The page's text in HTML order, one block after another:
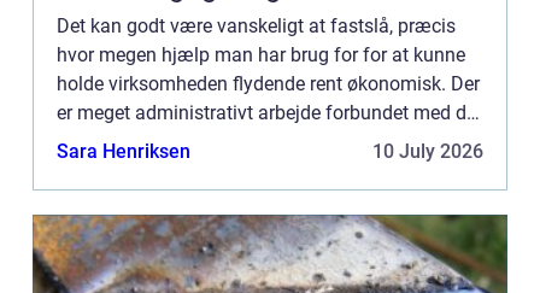
Det kan godt være vanskeligt at fastslå, præcis
hvor megen hjælp man har brug for for at kunne
holde virksomheden flydende rent økonomisk. Der
er meget administrativt arbejde forbundet med det
skattemæssige, men a...
Sara Henriksen 10 July 2026